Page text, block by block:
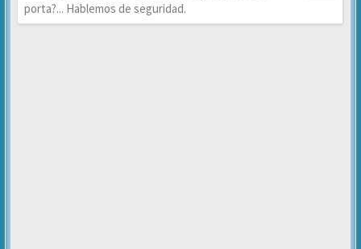
porta?... Hablemos de seguridad.